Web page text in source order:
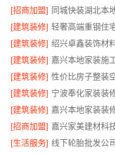
[招商加盟] 同城快装湖北本
[建筑装修]
[建筑装修]
[建筑装修]
[建筑装修]
[建筑装修]
[建筑装修]
[招商加盟] 嘉兴家美建材科
[生活服务]